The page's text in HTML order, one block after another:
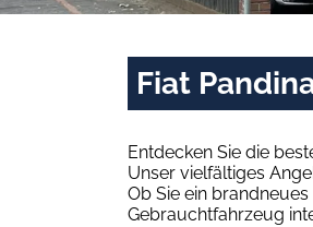
Fiat
Entdecken Sie die
Unser vielfältiges
Ob Sie ein
Gebrauchtfahrzeug